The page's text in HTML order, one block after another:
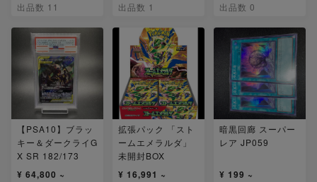
出品数 11 出品数 1 出品数 0
【PSA10】ブラッ
キー＆ダークライG
X SR 182/173
¥ 64,800 ~
拡張パック 「スト
ームエメラルダ」
未開封BOX
¥ 16,991 ~
暗黒回廊 スーパー
レア JP059
¥ 199 ~